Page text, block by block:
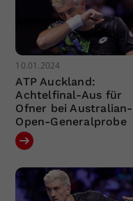
10.01.2024
ATP Auckland:
Achtelfinal-Aus für
Ofner bei Australian-
Open-Generalprobe